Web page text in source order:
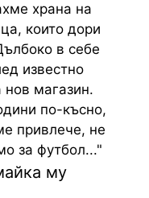
храна на
които дори
в себе
известно
нов магазин.
по-късно,
привлече, не
за футбол..."
му